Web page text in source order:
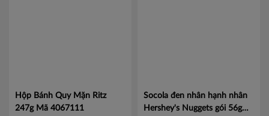
Hộp Bánh Quy Mặn Ritz
247g Mã 4067111
Socola đen nhân hạnh nhân
Hershey's Nuggets gói 56g